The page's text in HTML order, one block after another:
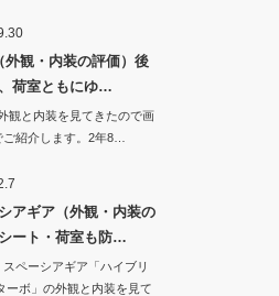
外観・内装の評価）後
荷室ともにゆ…
観と内装を見てきたので画
紹介します。2年8…
アギア（外観・内装の
ート・荷室も防…
スペーシアギア「ハイブリ
ーボ」の外観と内装を見て